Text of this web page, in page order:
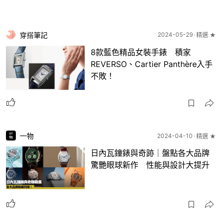
穿搭筆記 2024-05-29 精選 ★
8款藍色精品女裝手錶 積家
REVERSO、Cartier Panthère入手
不敗！
一物 2024-04-10 精選 ★
日內瓦鐘錶與奇跡｜盤點各大品牌
驚艷眼球新作 性能與設計大提升